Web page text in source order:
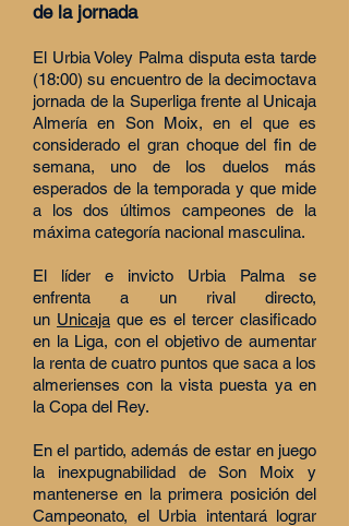
de la jornada
El Urbia Voley Palma disputa esta tarde
(18:00) su encuentro de la decimoctava
jornada de la Superliga frente al Unicaja
Almería en Son Moix, en el que es
considerado el gran choque del fin de
semana, uno de los duelos más
esperados de la temporada y que mide
a los dos últimos campeones de la
máxima categoría nacional masculina.
El líder e invicto Urbia Palma se
enfrenta a un rival directo,
un Unicaja que es el tercer clasificado
en la Liga, con el objetivo de aumentar
la renta de cuatro puntos que saca a los
almerienses con la vista puesta ya en
la Copa del Rey.
En el partido, además de estar en juego
la inexpugnabilidad de Son Moix y
mantenerse en la primera posición del
Campeonato, el Urbia intentará lograr